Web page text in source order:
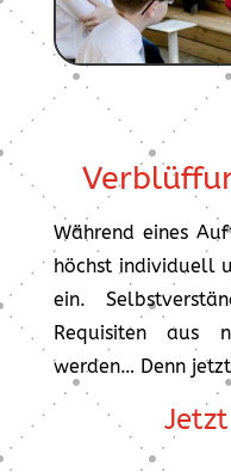
Während eines
höchst individuell
ein.
Requisiten aus
werden… Denn